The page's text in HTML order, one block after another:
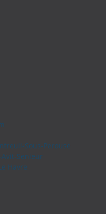
Sous-Perouse
Senieur
Havre